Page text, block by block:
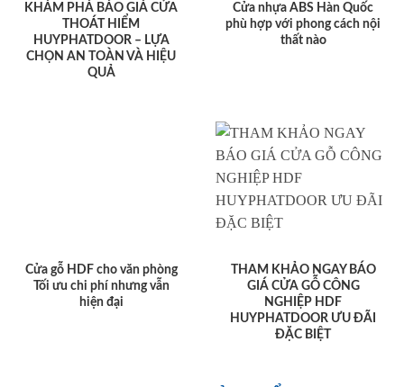
KHÁM PHÁ BÁO GIÁ CỬA
THOÁT HIỂM
HUYPHATDOOR – LỰA
CHỌN AN TOÀN VÀ HIỆU
QUẢ
Cửa nhựa ABS Hàn Quốc
phù hợp với phong cách nội
thất nào
Cửa gỗ HDF cho văn phòng
Tối ưu chi phí nhưng vẫn
hiện đại
THAM KHẢO NGAY BÁO
GIÁ CỬA GỖ CÔNG
NGHIỆP HDF
HUYPHATDOOR ƯU ĐÃI
ĐẶC BIỆT